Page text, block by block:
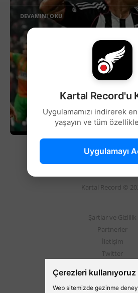
Çerezleri kullanıyoruz
Web sitemizde gezinme
DEVAMINI OKU
Kartal Record ©
Şartlar ve Gizlilik
Partnerler
İletişim
Twitter
Kartal Record'u
Uygulamamızı indirerek
yaşayın ve tüm
Uygulamayı